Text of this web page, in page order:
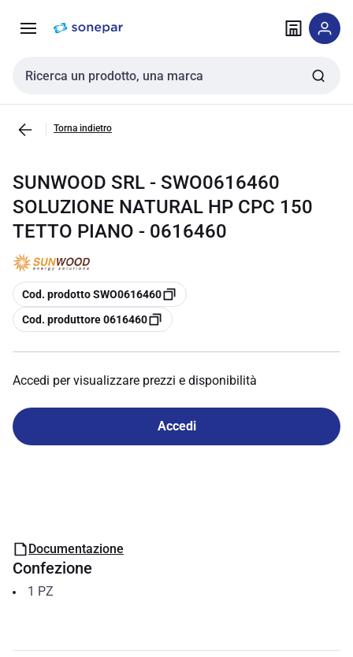
navigazione alla
Cerca input
Torna indietro
SUNWOOD SRL - SWO0616460
SOLUZIONE NATURAL HP CPC 150
TETTO PIANO - 0616460
copia
Cod. prodotto SWO0616460
copia
Cod. produttore 0616460
Accedi per visualizzare prezzi e disponibilità
Accedi
Documentazione
Confezione
1 PZ